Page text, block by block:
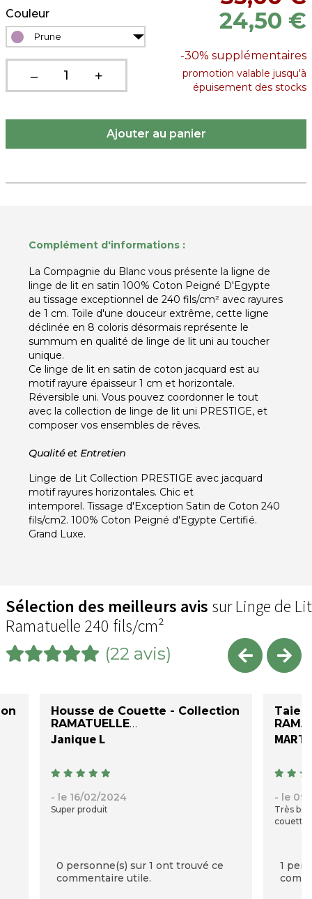
Couleur
Prune
24,50 €
-30% supplémentaires
promotion valable jusqu'à
épuisement des stocks
Complément d'informations :
La Compagnie du Blanc vous présente la ligne de
linge de lit en satin 100% Coton Peigné D'Egypte
au tissage exceptionnel de 240 fils/cm² avec rayures
de 1 cm. Toile d'une douceur extrême, cette ligne
déclinée en 8 coloris désormais représente le
summum en qualité de linge de lit uni au toucher
unique.
Ce linge de lit en satin de coton jacquard est au
motif rayure épaisseur 1 cm et horizontale.
Réversible uni. Vous pouvez coordonner le tout
avec la collection de linge de lit uni PRESTIGE, et
composer vos ensembles de rêves.
Qualité et Entretien
Linge de Lit Collection PRESTIGE avec jacquard
motif rayures horizontales. Chic et
intemporel. Tissage d'Exception Satin de Coton 240
fils/cm2. 100% Coton Peigné d'Egypte Certifié.
Grand Luxe.
Sélection des meilleurs avis sur Linge de Lit
Ramatuelle 240 fils/cm²
(22 avis)
Housse de Couette - Collection
RAMATUELLE
Janique L
- le 16/02/2024
Super produit
0 personne(s) sur 1 ont trouvé ce
commentaire utile.
Taie
- le 09/
Très
couette.
1